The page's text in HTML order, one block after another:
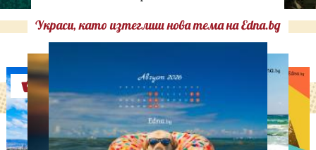
Украси, като изтеглиш нова тема на Edna.bg
Оферти
СВОБОДНО ВРЕМЕ